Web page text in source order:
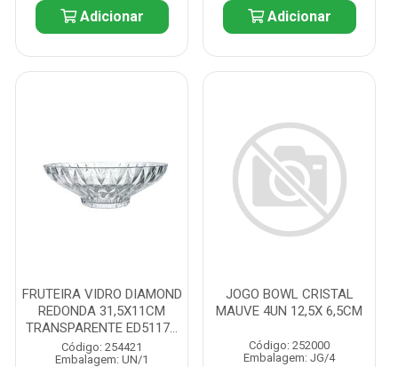
Adicionar Adicionar
FRUTEIRA VIDRO DIAMOND
REDONDA 31,5X11CM
TRANSPARENTE ED5117...
Código: 254421
Embalagem: UN/1
JOGO BOWL CRISTAL
MAUVE 4UN 12,5X 6,5CM
Código: 252000
Embalagem: JG/4